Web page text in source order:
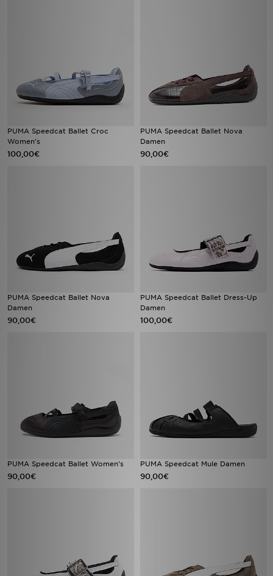
PUMA Speedcat Ballet Croc
Women's
100,00€
PUMA Speedcat Ballet Nova
Damen
90,00€
PUMA Speedcat Ballet Nova
Damen
90,00€
PUMA Speedcat Ballet Dress-Up
Damen
100,00€
PUMA Speedcat Ballet Women's
90,00€
PUMA Speedcat Mule Damen
90,00€